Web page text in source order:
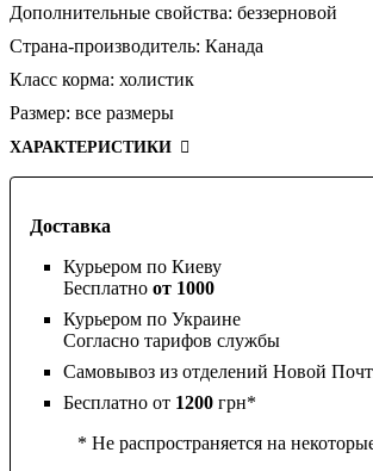
Доставка
Курьером по Киеву
Бесплатно от 1000
Курьером по Украине
Согласно тарифов службы
Самовывоз из отделений Новой
Бесплатно от 1200 грн*
* Не распространяется на
Дополнительные свойства: беззерновой
Страна-производитель: Канада
Класс корма: холистик
Размер: все размеры
ХАРАКТЕРИСТИКИ